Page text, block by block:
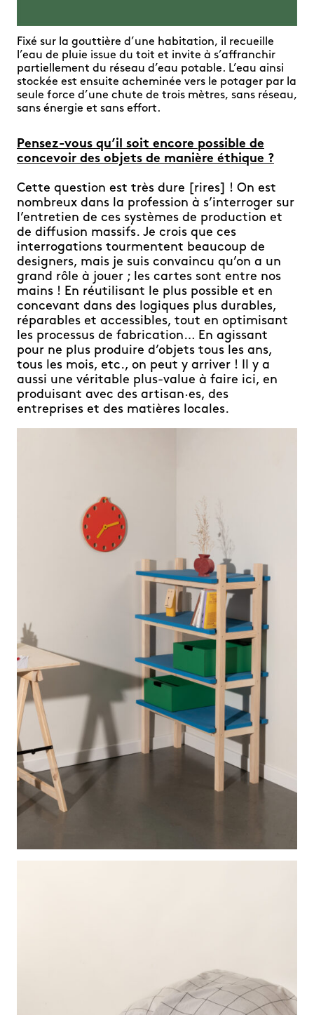
Fixé sur la gouttière d’une habitation, il recueille
l’eau de pluie issue du toit et invite à s’affranchir
partiellement du réseau d’eau potable. L’eau ainsi
stockée est ensuite acheminée vers le potager par la
seule force d’une chute de trois mètres, sans réseau,
sans énergie et sans effort.
Pensez-vous qu’il soit encore possible de
concevoir des objets de manière éthique ?
Cette question est très dure [rires] ! On est
nombreux dans la profession à s’interroger sur
l’entretien de ces systèmes de production et
de diffusion massifs. Je crois que ces
interrogations tourmentent beaucoup de
designers, mais je suis convaincu qu’on a un
grand rôle à jouer ; les cartes sont entre nos
mains ! En réutilisant le plus possible et en
concevant dans des logiques plus durables,
réparables et accessibles, tout en optimisant
les processus de fabrication… En agissant
pour ne plus produire d’objets tous les ans,
tous les mois, etc., on peut y arriver ! Il y a
aussi une véritable plus-value à faire ici, en
produisant avec des artisan·es, des
entreprises et des matières locales.